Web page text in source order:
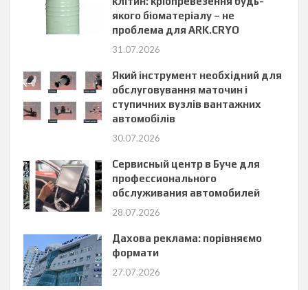
якого біоматеріалу – не
проблема для ARK.CRYO
31.07.2026
Який інструмент необхідний для
обслуговування маточин і
ступичних вузлів вантажних
автомобілів
30.07.2026
Сервисный центр в Буче для
профессионального
обслуживания автомобилей
28.07.2026
Дахова реклама: порівняємо
формати
27.07.2026